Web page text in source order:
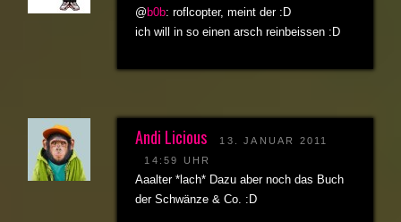
@ b0b: roflcopter, meint der :D
ich will in so einen arsch reinbeissen :D
Andi Licious
13. JANUAR 2011
14:59 UHR
Aaalter *lach* Dazu aber noch das Buch
der Schwänze & Co. :D